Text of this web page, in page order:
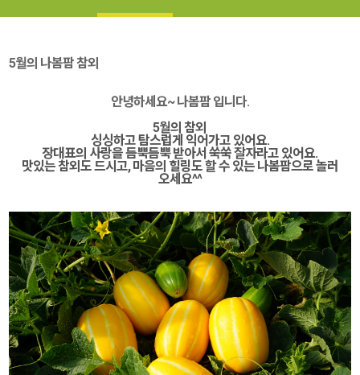
5월의 나봄팜 참외
안녕하세요~ 나봄팜 입니다.
5월의 참외
싱싱하고 탐스럽게 익어가고 있어요.
장대표의 사랑을 듬뿍듬뿍 받아서 쑥쑥 잘자라고 있어요.
맛있는 참외도 드시고, 마음의 힐링도 할 수 있는 나봄팜으로 놀러
오세요^^